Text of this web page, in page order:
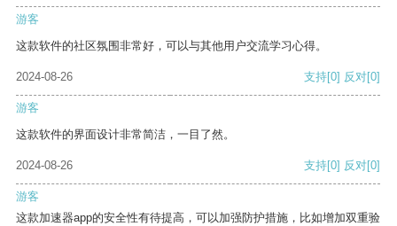
游客
这款软件的社区氛围非常好，可以与其他用户交流学习心得。
2024-08-26 支持[0] 反对[0]
游客
这款软件的界面设计非常简洁，一目了然。
2024-08-26 支持[0] 反对[0]
游客
这款加速器app的安全性有待提高，可以加强防护措施，比如增加双重验